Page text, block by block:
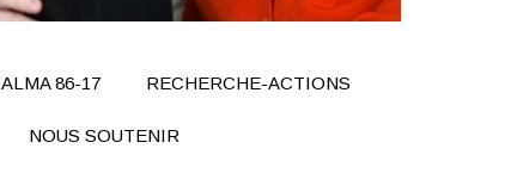
ALMA 86-17 RECHERCHE-ACTIONS
NOUS SOUTENIR